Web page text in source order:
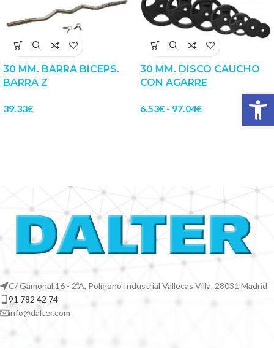
30 MM. BARRA BICEPS.
BARRA Z
39.33€
30 MM. DISCO CAUCHO
CON AGARRE
6.53€ - 97.04€
C/ Gamonal 16 - 2ºA, Polígono Industrial Vallecas Villa, 28031 Madrid
91 782 42 74
info@dalter.com
Abrir